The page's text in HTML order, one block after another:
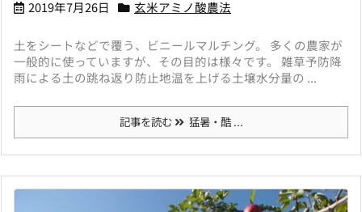
2019年7月26日 玄米アミノ酸農法
土をシートなどで覆う、ビニールマルチング。 多くの農家が
一般的に使っていますが、その目的は様々です。 雑草予防降
雨による土の跳ね返り防止地温を上げる土壌水分量の ...
記事を読む 猛暑・酷 ...